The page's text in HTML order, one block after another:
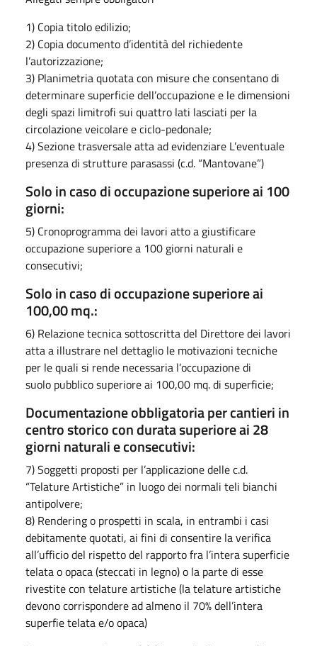
1) Copia titolo edilizio;
2) Copia documento d’identità del richiedente
l’autorizzazione;
3) Planimetria quotata con misure che consentano di
determinare superficie dell’occupazione e le dimensioni
degli spazi limitrofi sui quattro lati lasciati per la
circolazione veicolare e ciclo-pedonale;
4) Sezione trasversale atta ad evidenziare L’eventuale
presenza di strutture parasassi (c.d. “Mantovane”)
Solo in caso di occupazione superiore ai 100
giorni:
5) Cronoprogramma dei lavori atto a giustificare
occupazione superiore a 100 giorni naturali e
consecutivi;
Solo in caso di occupazione superiore ai
100,00 mq.:
6) Relazione tecnica sottoscritta del Direttore dei lavori
atta a illustrare nel dettaglio le motivazioni tecniche
per le quali si rende necessaria l’occupazione di
suolo pubblico superiore ai 100,00 mq. di superficie;
Documentazione obbligatoria per cantieri in
centro storico con durata superiore ai 28
giorni naturali e consecutivi:
7) Soggetti proposti per l’applicazione delle c.d.
“Telature Artistiche” in luogo dei normali teli bianchi
antipolvere;
8) Rendering o prospetti in scala, in entrambi i casi
debitamente quotati, ai fini di consentire la verifica
all’ufficio del rispetto del rapporto fra l’intera superficie
telata o opaca (steccati in legno) o la parte di esse
rivestite con telature artistiche (la telature artistiche
devono corrispondere ad almeno il 70% dell’intera
superfie telata e/o opaca)